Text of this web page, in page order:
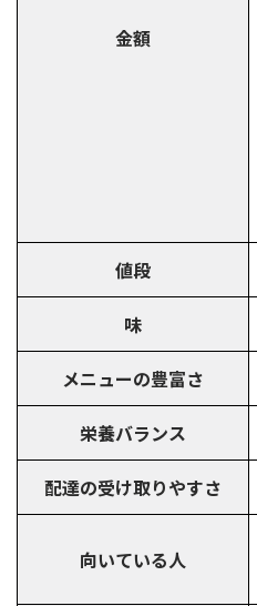
金額
値段
味
メニューの豊富さ
栄養バランス
配達の受け取りやすさ
向いている人